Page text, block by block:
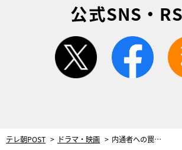
公式SNS・
twitter
テレ朝POST ドラマ・映画 内通者への罠にかかったのは…ラスト117秒で浮かび上がった身近すぎる人物に困惑＜恋する警護24時 season2＞